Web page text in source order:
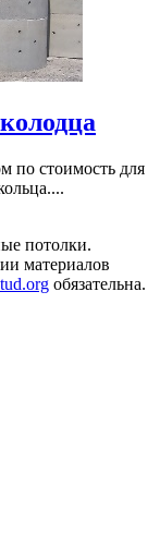
по стоимость для
потолки.
материалов
обязательна.